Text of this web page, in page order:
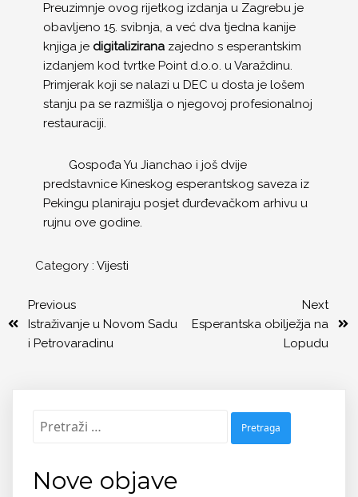
Preuzimnje ovog rijetkog izdanja u Zagrebu je
obavljeno 15. svibnja, a već dva tjedna kanije
knjiga je digitaliziranazajedno s esperantskim
izdanjem kod tvrtke Point d.o.o. u Varaždinu.
Primjerak koji se nalazi u DEC u dosta je lošem
stanju pa se razmišlja o njegovoj profesionalnoj
restauraciji.
Gospođa Yu Jianchao i još dvije
predstavnice Kineskog esperantskog saveza iz
Pekingu planiraju posjet đurđevačkom arhivu u
rujnu ove godine.
Category : Vijesti
Previous
Istraživanje u Novom Sadu
i Petrovaradinu
Next
Esperantska obilježja na
Lopudu
Pretraži:
Nove objave